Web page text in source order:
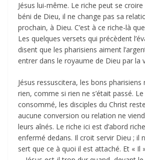
Jésus lui-même. Le riche peut se
béni de Dieu, il ne change pas sa
prochain, à Dieu. C’est à ce riche-là que
Les quelques versets qui précèdent
disent que les pharisiens aiment
entrer dans le royaume de Dieu par la
Jésus ressuscitera, les bons
rien, comme si rien ne s’était passé.
consommé, les disciples du Christ
aucune conversion ou relation ne
leurs aînés. Le riche ici est d’abord
enfermé dedans. Il croit servir Dieu ; il
sert que ce à quoi il est attaché. Et « Il